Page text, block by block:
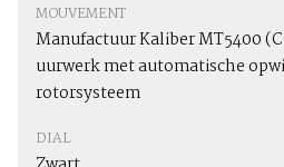
MOUVEMENT
Manufactuur Kaliber MT5400
uurwerk met automatische
rotorsysteem
DIAL